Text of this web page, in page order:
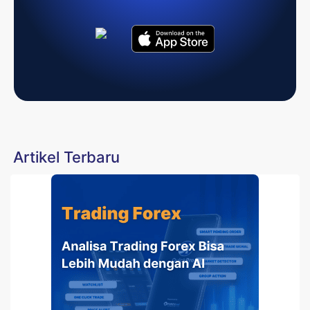
Artikel Terbaru